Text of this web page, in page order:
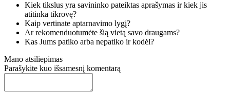
Kiek tikslus yra savininko pateiktas aprašymas ir kiek jis
atitinka tikrovę?
Kaip vertinate aptarnavimo lygį?
Ar rekomenduotumėte šią vietą savo draugams?
Kas Jums patiko arba nepatiko ir kodėl?
Mano atsiliepimas
Parašykite kuo išsamesnį komentarą